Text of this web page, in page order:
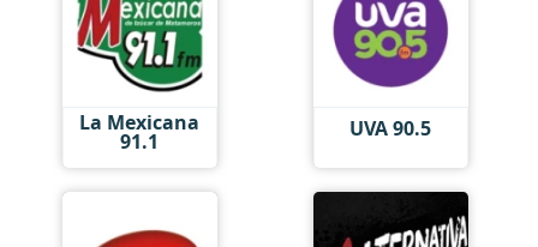
La Mexicana
91.1 UVA 90.5